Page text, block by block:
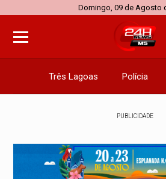
Domingo, 09 de Agosto
Três Lagoas Polícia
PUBLICIDADE